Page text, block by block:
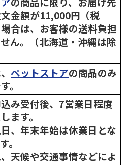
金額が11,000円（税
合は、お客様の送料負担
ん。（北海道・沖縄は除
ペットストアの商品のみ
。
み受付後、7営業日程度
ます。
、年末年始は休業日とな
。
天候や交通事情などによ